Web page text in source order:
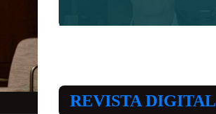
REVISTA DIGITAL